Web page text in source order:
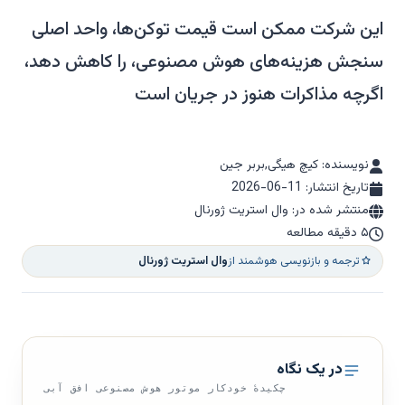
این شرکت ممکن است قیمت توکن‌ها، واحد اصلی
سنجش هزینه‌های هوش مصنوعی، را کاهش دهد،
اگرچه مذاکرات هنوز در جریان است
نویسنده: کیچ هیگی,بربر جین
تاریخ انتشار: 2026-06-11
منتشر شده در: وال استریت ژورنال
۵ دقیقه مطالعه
ترجمه و بازنویسی هوشمند ازوال استریت ژورنال
در یک نگاه
چکیدهٔ خودکار موتور هوش مصنوعی افق آبی